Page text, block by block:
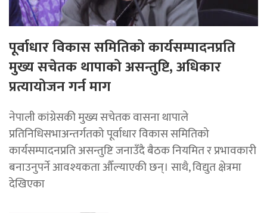
पूर्वाधार विकास समितिको कार्यसम्पादनप्रति
मुख्य सचेतक थापाको असन्तुष्टि, अधिकार
प्रत्यायोजन गर्न माग
नेपाली कांग्रेसकी मुख्य सचेतक वासना थापाले
प्रतिनिधिसभाअन्तर्गतको पूर्वाधार विकास समितिको
कार्यसम्पादनप्रति असन्तुष्टि जनाउँदै बैठक नियमित र प्रभावकारी
बनाउनुपर्ने आवश्यकता औँल्याएकी छन्। साथै, विद्युत क्षेत्रमा
देखिएका